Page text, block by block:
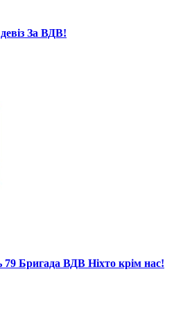
За ВДВ!
Бригада ВДВ Ніхто крім нас!